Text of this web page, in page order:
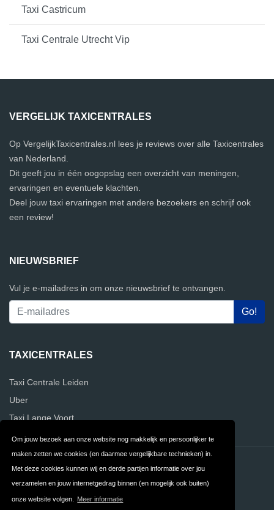
Om jouw bezoek aan onze website nog makkelijk en persoonlijker te
maken zetten we cookies (en daarmee vergelijkbare technieken) in.
Met deze cookies kunnen wij en derde partijen informatie over jou
verzamelen en jouw internetgedrag binnen (en mogelijk ook buiten)
onze website volgen. Meer informatie
Taxi Castricum
Taxi Centrale Utrecht Vip
VERGELIJK TAXICENTRALES
Op VergelijkTaxicentrales.nl lees je reviews over alle Taxicentrales
van Nederland.
Dit geeft jou in één oogopslag een overzicht van meningen,
ervaringen en eventuele klachten.
Deel jouw taxi ervaringen met andere bezoekers en schrijf ook
een review!
NIEUWSBRIEF
Vul je e-mailadres in om onze nieuwsbrief te ontvangen.
TAXICENTRALES
Taxi Centrale Leiden
Uber
Taxi Lange Voort
Contact Privacy
Algemene FAQ